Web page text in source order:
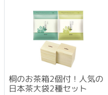
桐のお茶箱2個付！人気の
日本茶大袋2種セット